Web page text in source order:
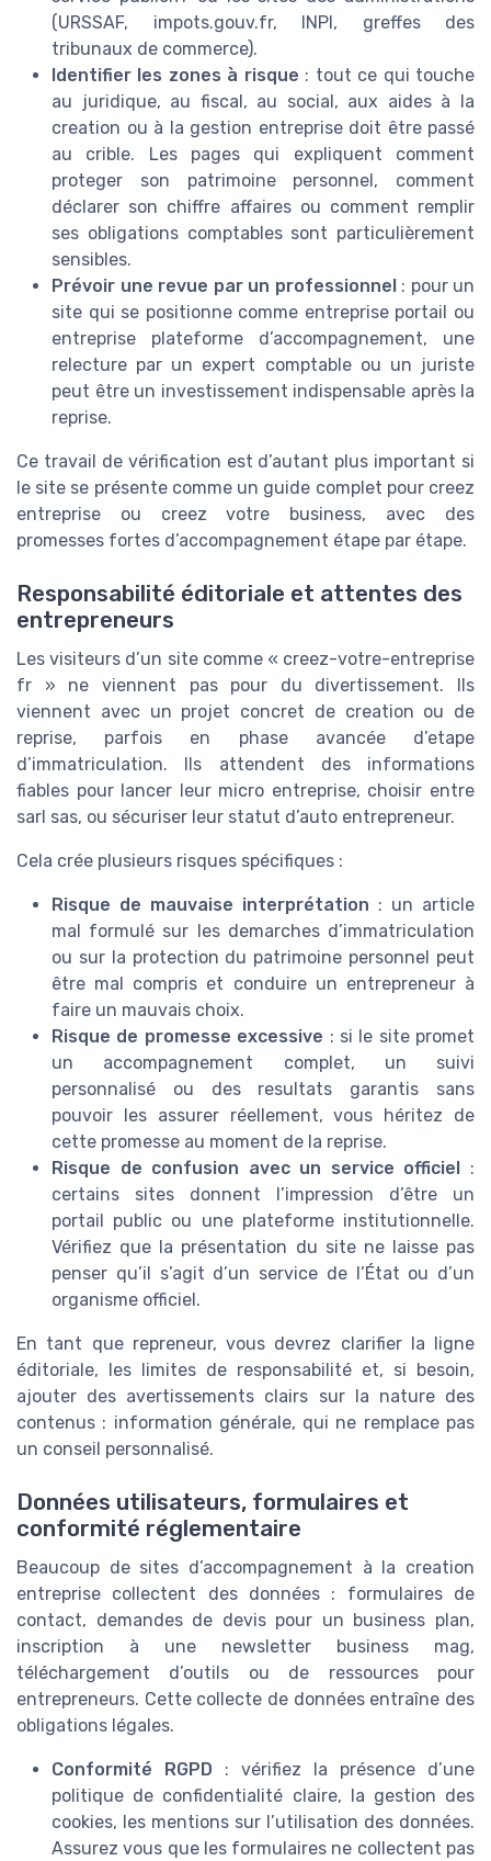
(URSSAF, impots.gouv.fr, INPI, greffes des
tribunaux de commerce).
Identifier les zones à risque : tout ce qui touche
au juridique, au fiscal, au social, aux aides à la
creation ou à la gestion entreprise doit être passé
au crible. Les pages qui expliquent comment
proteger son patrimoine personnel, comment
déclarer son chiffre affaires ou comment remplir
ses obligations comptables sont particulièrement
sensibles.
Prévoir une revue par un professionnel: pour un
site qui se positionne comme entreprise portail ou
entreprise plateforme d’accompagnement, une
relecture par un expert comptable ou un juriste
peut être un investissement indispensable après la
reprise.
Ce travail de vérification est d’autant plus important si
le site se présente comme un guide complet pour creez
entreprise ou creez votre business, avec des
promesses fortes d’accompagnement étape par étape.
Responsabilité éditoriale et attentes des
entrepreneurs
Les visiteurs d’un site comme « creez-votre-entreprise
fr » ne viennent pas pour du divertissement. Ils
viennent avec un projet concret de creation ou de
reprise, parfois en phase avancée d’etape
d’immatriculation. Ils attendent des informations
fiables pour lancer leur micro entreprise, choisir entre
sarl sas, ou sécuriser leur statut d’auto entrepreneur.
Cela crée plusieurs risques spécifiques :
Risque de mauvaise interprétation : un article
mal formulé sur les demarches d’immatriculation
ou sur la protection du patrimoine personnel peut
être mal compris et conduire un entrepreneur à
faire un mauvais choix.
Risque de promesse excessive : si le site promet
un accompagnement complet, un suivi
personnalisé ou des resultats garantis sans
pouvoir les assurer réellement, vous héritez de
cette promesse au moment de la reprise.
Risque de confusion avec un service officiel
:
certains sites donnent l’impression d’être un
portail public ou une plateforme institutionnelle.
Vérifiez que la présentation du site ne laisse pas
penser qu’il s’agit d’un service de l’État ou d’un
organisme officiel.
En tant que repreneur, vous devrez clarifier la ligne
éditoriale, les limites de responsabilité et, si besoin,
ajouter des avertissements clairs sur la nature des
contenus : information générale, qui ne remplace pas
un conseil personnalisé.
Données utilisateurs, formulaires et
conformité réglementaire
Beaucoup de sites d’accompagnement à la creation
entreprise collectent des données : formulaires de
contact, demandes de devis pour un business plan,
inscription à une newsletter business mag,
téléchargement d’outils ou de ressources pour
entrepreneurs. Cette collecte de données entraîne des
obligations légales.
Conformité RGPD : vérifiez la présence d’une
politique de confidentialité claire, la gestion des
cookies, les mentions sur l’utilisation des données.
Assurez vous que les formulaires ne collectent pas